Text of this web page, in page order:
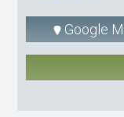
Google